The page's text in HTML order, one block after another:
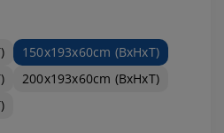
150x193x60cm (BxHxT)
200x193x60cm (BxHxT)